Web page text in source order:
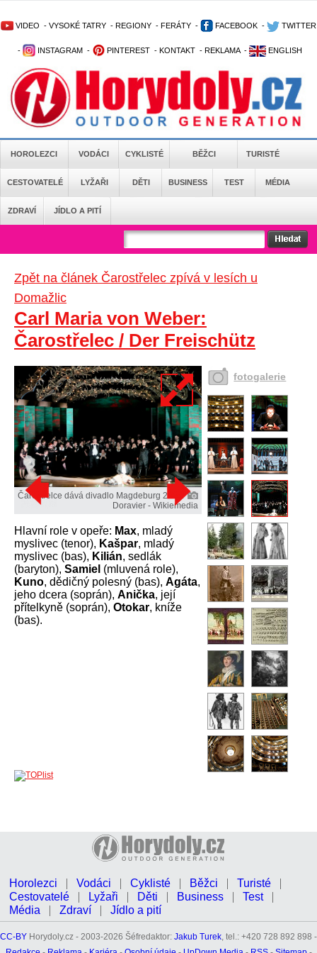
VIDEO - VYSOKÉ TATRY - REGIONY - FERÁTY - FACEBOOK - TWITTER
- INSTAGRAM - PINTEREST - KONTAKT - REKLAMA - ENGLISH
HOROLEZCI VODÁCI CYKLISTÉ BĚŽCI TURISTÉ
CESTOVATELÉ LYŽAŘI DĚTI BUSINESS TEST MÉDIA
ZDRAVÍ JÍDLO A PITÍ
Zpět na článek Čarostřelec zpívá v lesích u
Domažlic
Carl Maria von Weber:
Čarostřelec / Der Freischütz
Čarostřelce dává divadlo Magdeburg 2011.
Doravier - Wikiemedia
Hlavní role v opeře: Max, mladý
myslivec (tenor), Kašpar, mladý
myslivec (bas), Kilián, sedlák
(baryton), Samiel (mluvená role),
Kuno, dědičný polesný (bas), Agáta,
jeho dcera (soprán), Anička, její
přítelkyně (soprán), Otokar, kníže
(bas).
fotogalerie
Horolezci Vodáci Cyklisté Běžci
Turisté
Cestovatelé
Lyžaři Děti Business
Test
Média
Zdraví Jídlo a pití
CC-BY Horydoly.cz - 2003-2026 Šéfredaktor: Jakub Turek, tel.: +420 728 892 898 -